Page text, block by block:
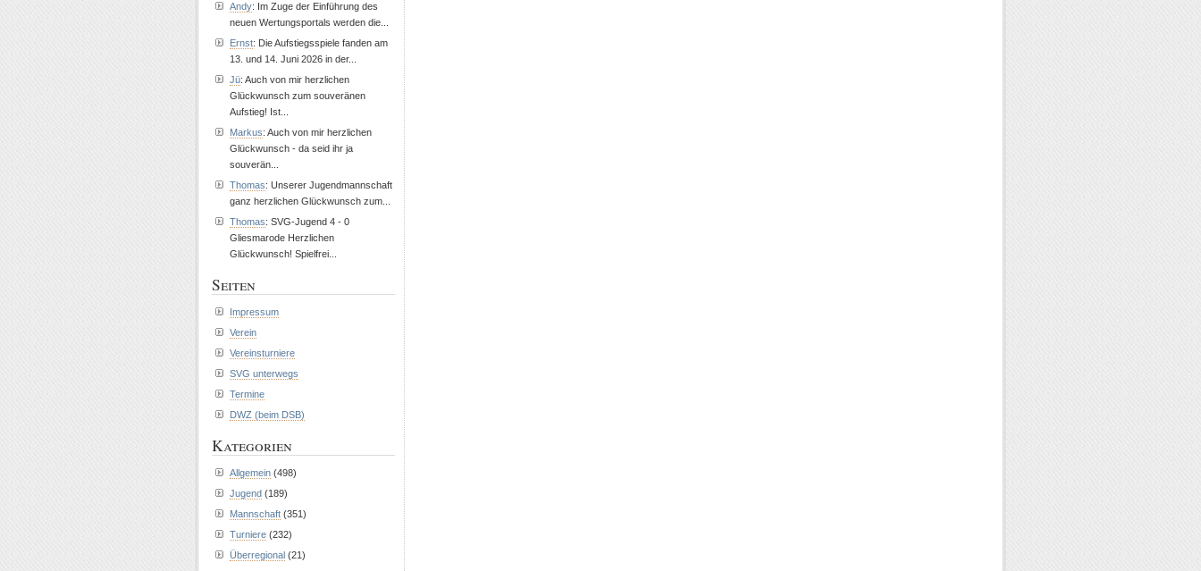
Andy: Im Zuge der Einführung des
neuen Wertungsportals werden die...
Ernst: Die Aufstiegsspiele fanden am
13. und 14. Juni 2026 in der...
Jü: Auch von mir herzlichen
Glückwunsch zum souveränen
Aufstieg! Ist...
Markus: Auch von mir herzlichen
Glückwunsch - da seid ihr ja
souverän...
Thomas: Unserer Jugendmannschaft
ganz herzlichen Glückwunsch zum...
Thomas: SVG-Jugend 4 - 0
Gliesmarode Herzlichen
Glückwunsch! Spielfrei...
Seiten
Impressum
Verein
Vereinsturniere
SVG unterwegs
Termine
DWZ (beim DSB)
Kategorien
Allgemein (498)
Jugend (189)
Mannschaft (351)
Turniere (232)
Überregional (21)